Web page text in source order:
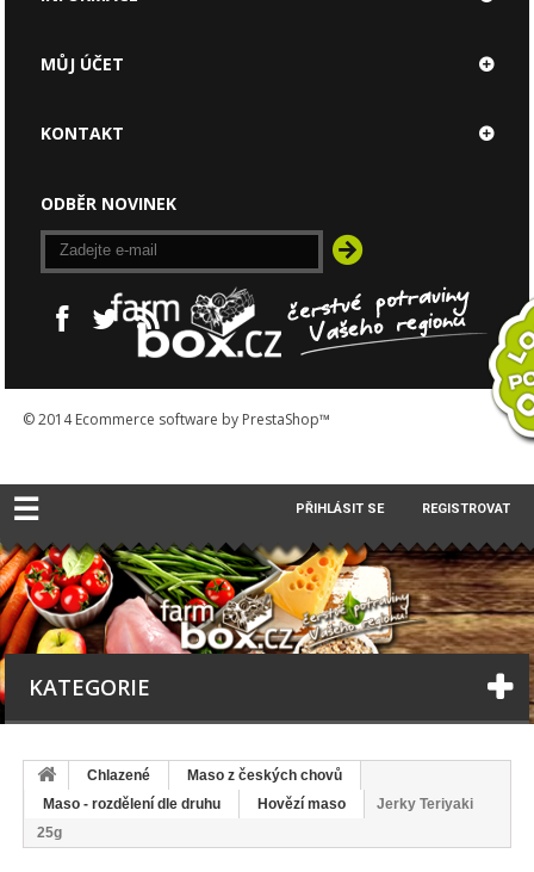
© 2014Ecommerce software by PrestaShop™
MŮJ ÚČET
KONTAKT
ODBĚR NOVINEK
☰ PŘIHLÁSIT SE REGISTROVAT
KATEGORIE
Chlazené
Maso z českých chovů
Maso - rozdělení dle druhu
Hovězí maso
Jerky Teriyaki
25g